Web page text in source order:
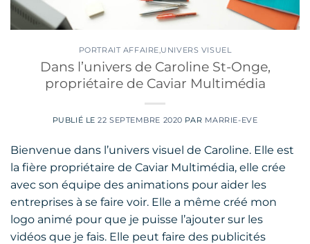
PORTRAIT AFFAIRE,UNIVERS VISUEL
Dans l’univers de Caroline St-Onge,
propriétaire de Caviar Multimédia
PUBLIÉ LE22 SEPTEMBRE 2020 PAR MARRIE-EVE
Bienvenue dans l’univers visuel de Caroline. Elle est
la fière propriétaire de Caviar Multimédia, elle crée
avec son équipe des animations pour aider les
entreprises à se faire voir. Elle a même créé mon
logo animé pour que je puisse l’ajouter sur les
vidéos que je fais. Elle peut faire des publicités